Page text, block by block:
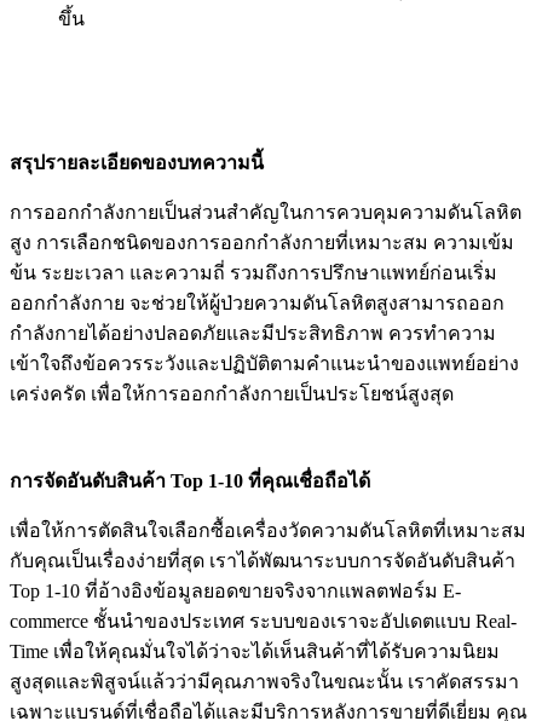
ขึ้น
สรุปรายละเอียดของบทความนี้
การออกกำลังกายเป็นส่วนสำคัญในการควบคุมความดันโลหิต
สูง การเลือกชนิดของการออกกำลังกายที่เหมาะสม ความเข้ม
ข้น ระยะเวลา และความถี่ รวมถึงการปรึกษาแพทย์ก่อนเริ่ม
ออกกำลังกาย จะช่วยให้ผู้ป่วยความดันโลหิตสูงสามารถออก
กำลังกายได้อย่างปลอดภัยและมีประสิทธิภาพ ควรทำความ
เข้าใจถึงข้อควรระวังและปฏิบัติตามคำแนะนำของแพทย์อย่าง
เคร่งครัด เพื่อให้การออกกำลังกายเป็นประโยชน์สูงสุด
การจัดอันดับสินค้า Top 1-10 ที่คุณเชื่อถือได้
เพื่อให้การตัดสินใจเลือกซื้อเครื่องวัดความดันโลหิตที่เหมาะสม
กับคุณเป็นเรื่องง่ายที่สุด เราได้พัฒนาระบบการจัดอันดับสินค้า
Top 1-10 ที่อ้างอิงข้อมูลยอดขายจริงจากแพลตฟอร์ม E-
commerce ชั้นนำของประเทศ ระบบของเราจะอัปเดตแบบ Real-
Time เพื่อให้คุณมั่นใจได้ว่าจะได้เห็นสินค้าที่ได้รับความนิยม
สูงสุดและพิสูจน์แล้วว่ามีคุณภาพจริงในขณะนั้น เราคัดสรรมา
เฉพาะแบรนด์ที่เชื่อถือได้และมีบริการหลังการขายที่ดีเยี่ยม คุณ